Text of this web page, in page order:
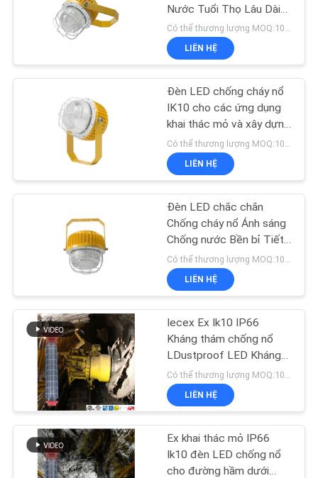
Đèn tìm kiếm LED
Đèn LED cản trở
hàng không
Đèn LED Spot Track
74
Nước Tuổi Thọ Lâu Dài
Cho Nhà Máy Lọc Dầu
Khí
Có thể thương lượng MOQ:10 CÁI/Thỏa thuận
LIÊN HỆ
Đèn LED chống cháy nổ
IK10 cho các ứng dụng
khai thác mỏ và xây dựng
Chống sốc
Có thể thương lượng MOQ:10 CÁI/Thỏa thuận
LIÊN HỆ
Đèn LED chắc chắn
Chống cháy nổ Ánh sáng
Chống nước Bền bỉ Tiết
kiệm năng lượng Công
nghiệp chế biến thực
phẩm
LIÊN HỆ
Iecex Ex Ik10 IP66
Kháng thám chống nổ
LDustproof LED Kháng
thám chống nổ kim loại
nhẹ Cho mỏ ngầm
LIÊN HỆ
Ex khai thác mỏ IP66
Ik10 đèn LED chống nổ
cho đường hầm dưới